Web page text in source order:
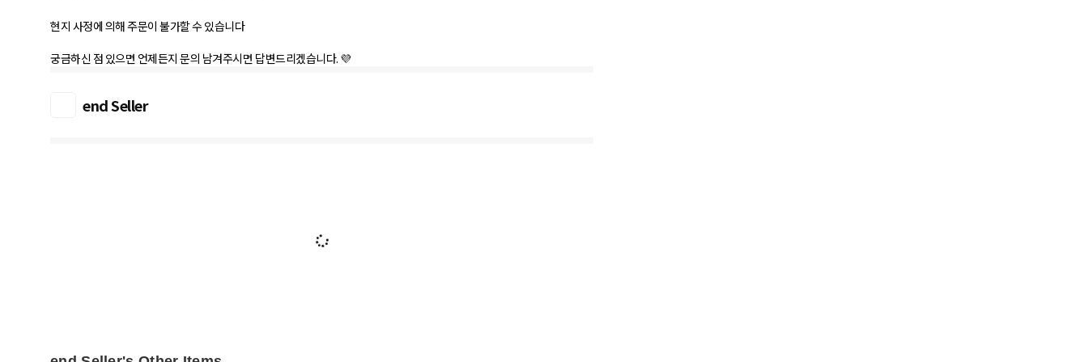
현지 사정에 의해 주문이 불가할 수 있습니다
궁금하신 점 있으면 언제든지 문의 남겨주시면 답변드리겠습니다. 💜
end Seller